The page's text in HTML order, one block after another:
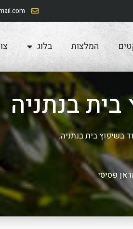
המלצות בלוג
בנתניה
בשיפוץ בית בנתניה.
פסיסי